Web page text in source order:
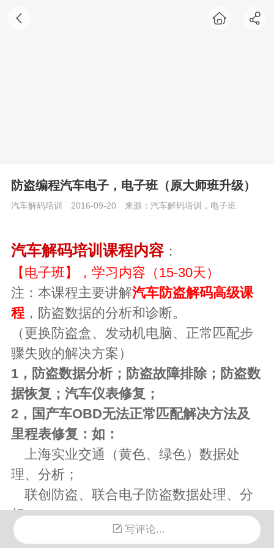
防盗编程汽车电子，电子班（原大师班升级）
汽车解码培训 2016-09-20 来源：汽车解码培训，电子班
汽车解码培训课程内容：
【电子班】，学习内容（15-30天）
注：本课程主要讲解汽车防盗解码高级课
程 ，防盗数据的分析和诊断。
（更换防盗盒、发动机电脑、正常匹配步
骤失败的解决方案）
1 ，防盗数据分析；防盗故障排除；防盗数
据恢复；汽车仪表修复；
2 ，国产车OBD无法正常匹配解决方法及
里程表修复：如：
上海实业交通（黄色、绿色）数据处
理、分析；
联创防盗、联合电子防盗数据处理、分
析；
德尔福防盗盒数据处理、分析；
写评论...